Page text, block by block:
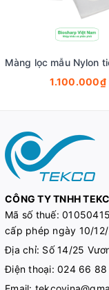
1.100.000₫
CÔNG TY TNHH
Mã số thuế:
cấp phép ngày 10/
Địa chỉ: Số 14/25
Điện thoại: 024 66